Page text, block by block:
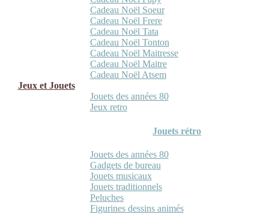
Cadeau Noël Soeur
Cadeau Noël Frere
Cadeau Noël Tata
Cadeau Noël Tonton
Cadeau Noël Maitresse
Cadeau Noël Maitre
Cadeau Noël Atsem
Jeux et Jouets
Jouets des années 80
Jeux retro
Jouets rétro
Jouets des années 80
Gadgets de bureau
Jouets musicaux
Jouets traditionnels
Peluches
Figurines dessins animés